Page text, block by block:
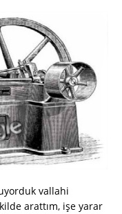
vallahi
arattım, işe yarar